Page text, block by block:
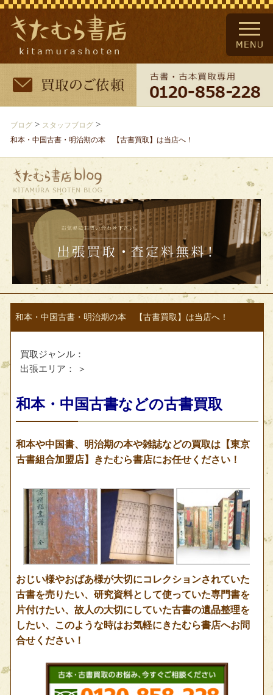
ブログ> スタッフブログ>
和本・中国古書・明治期の本 【古書買取】は当店へ！
和本・中国古書・明治期の本 【古書買取】は当店へ！
買取ジャンル：
出張エリア：
＞
和本・中国古書などの古書買取
和本や中国書、明治期の本や雑誌などの買取は【東京
古書組合加盟店】きたむら書店にお任せください！
おじい様やおばあ様が大切にコレクションされていた
古書を売りたい、研究資料として使っていた専門書を
片付けたい、故人の大切にしていた古書の遺品整理を
したい、このような時はお気軽にきたむら書店へお問
合せください！